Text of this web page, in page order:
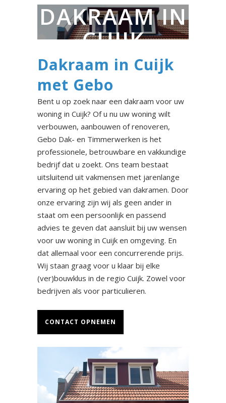
DAKRAAM IN
CUIJK
Dakraam in Cuijk
met Gebo
Bent u op zoek naar een dakraam voor uw
woning in Cuijk? Of u nu uw woning wilt
verbouwen, aanbouwen of renoveren,
Gebo Dak- en Timmerwerken is het
professionele, betrouwbare en vakkundige
bedrijf dat u zoekt. Ons team bestaat
uitsluitend uit vakmensen met jarenlange
ervaring op het gebied van dakramen. Door
onze ervaring zijn wij als geen ander in
staat om een persoonlijk en passend
advies te geven dat aansluit bij uw wensen
voor uw woning in Cuijk en omgeving. En
dat allemaal voor een concurrerende prijs.
Wij staan graag voor u klaar bij elke
(ver)bouwklus in de regio Cuijk. Zowel voor
bedrijven als voor particulieren.
CONTACT OPNEMEN